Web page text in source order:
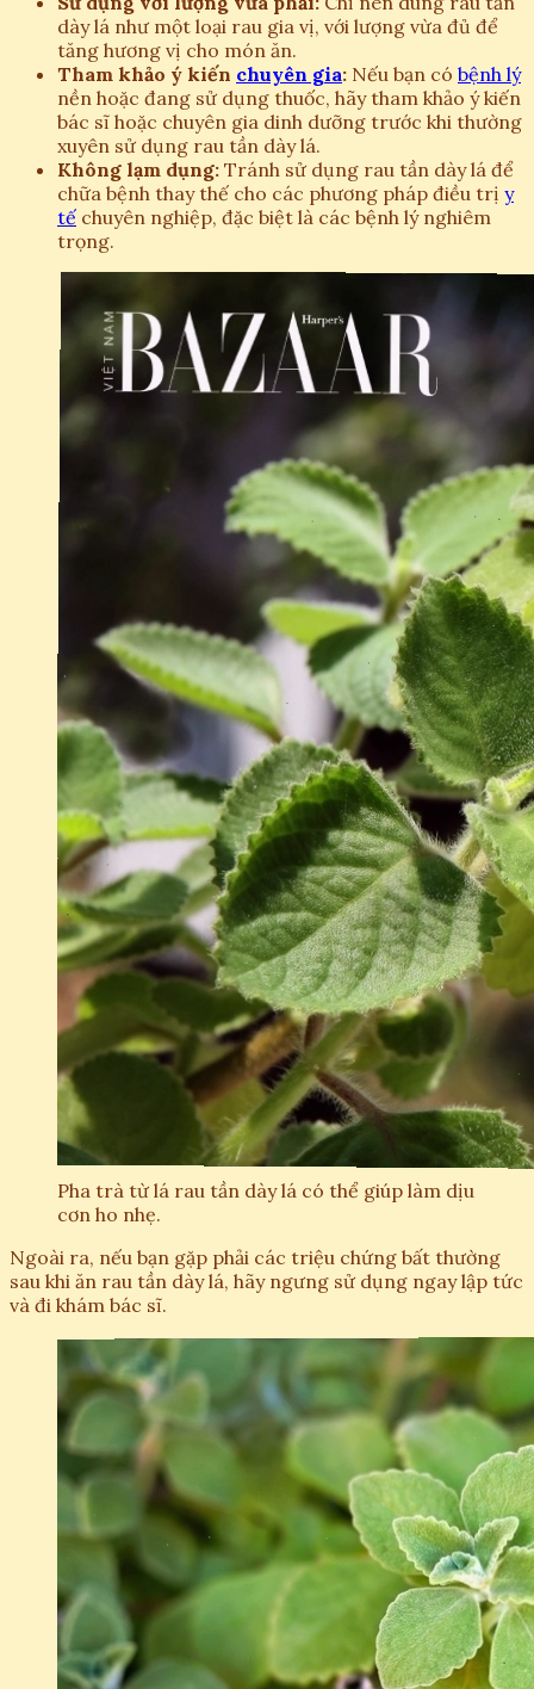
dày lá như một loại rau gia vị, với lượng vừa đủ để
tăng hương vị cho món ăn.
Tham khảo ý kiến chuyên gia: Nếu bạn có bệnh lý
nền hoặc đang sử dụng thuốc, hãy tham khảo ý kiến
bác sĩ hoặc chuyên gia dinh dưỡng trước khi thường
xuyên sử dụng rau tần dày lá.
Không lạm dụng: Tránh sử dụng rau tần dày lá để
chữa bệnh thay thế cho các phương pháp điều trị y
tế chuyên nghiệp, đặc biệt là các bệnh lý nghiêm
trọng.
Pha trà từ lá rau tần dày lá có thể giúp làm dịu
cơn ho nhẹ.
Ngoài ra, nếu bạn gặp phải các triệu chứng bất thường
sau khi ăn rau tần dày lá, hãy ngưng sử dụng ngay lập tức
và đi khám bác sĩ.